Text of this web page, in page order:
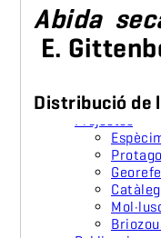
Abida
E.
Distribució de